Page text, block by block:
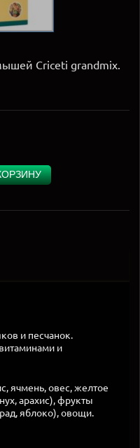
Criceti grandmix.
и песчанок.
и
ячмень, овес, желтое
арахис), фрукты
яблоко), овощи.